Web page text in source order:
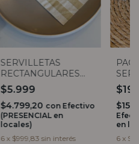
SERVILLETAS
RECTANGULARES
RAYADAS BLANCO
MARFIL X20
$5.999
$4.799,20 con Efectivo
(PRESENCIAL en
locales)
6 x $999,83 sin interés
en
6 x